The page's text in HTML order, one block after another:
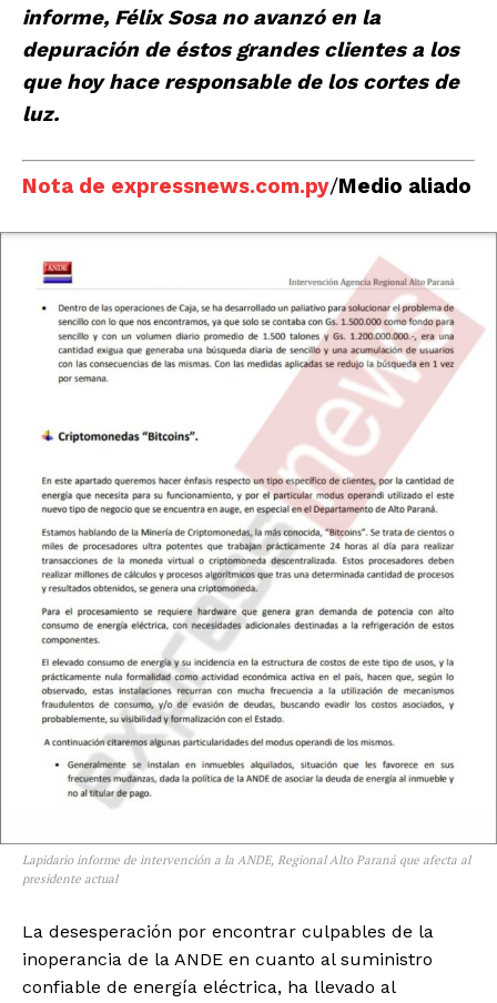
informe, Félix Sosa no avanzó en la
depuración de éstos grandes clientes a los
que hoy hace responsable de los cortes de
luz.
Nota de expressnews.com.py/Medio aliado
Lapidario informe de intervención a la ANDE, Regional Alto Paraná que afecta al
presidente actual
La desesperación por encontrar culpables de la
inoperancia de la ANDE en cuanto al suministro
confiable de energía eléctrica, ha llevado al